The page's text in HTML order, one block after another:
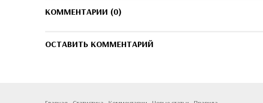
КОММЕНТАРИИ (0)
ОСТАВИТЬ КОММЕНТАРИЙ